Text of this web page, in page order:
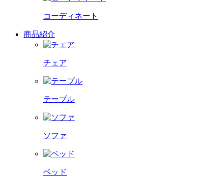
コーディネート
商品紹介
チェア
テーブル
ソファ
ベッド